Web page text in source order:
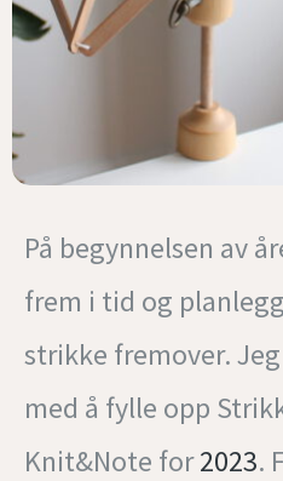
På begynnelsen av
frem i tid og
strikke fremover.
med å fylle opp
Knit&Note for2023.